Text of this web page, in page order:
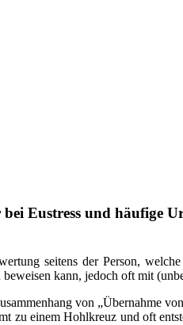
Eustress und häufige
seitens der Person,
kann, jedoch oft mit
von „Übernahme
zu einem Hohlkreuz und oft